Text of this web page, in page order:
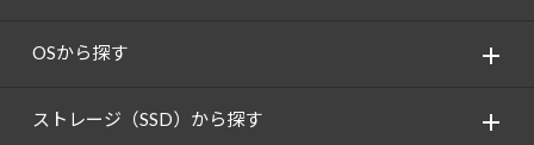
OSから探す
ストレージ（SSD）から探す